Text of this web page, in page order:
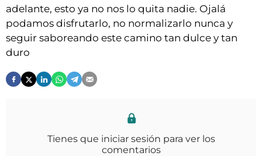
adelante, esto ya no nos lo quita nadie. Ojalá
podamos disfrutarlo, no normalizarlo nunca y
seguir saboreando este camino tan dulce y tan
duro
Tienes que iniciar sesión para ver los
comentarios